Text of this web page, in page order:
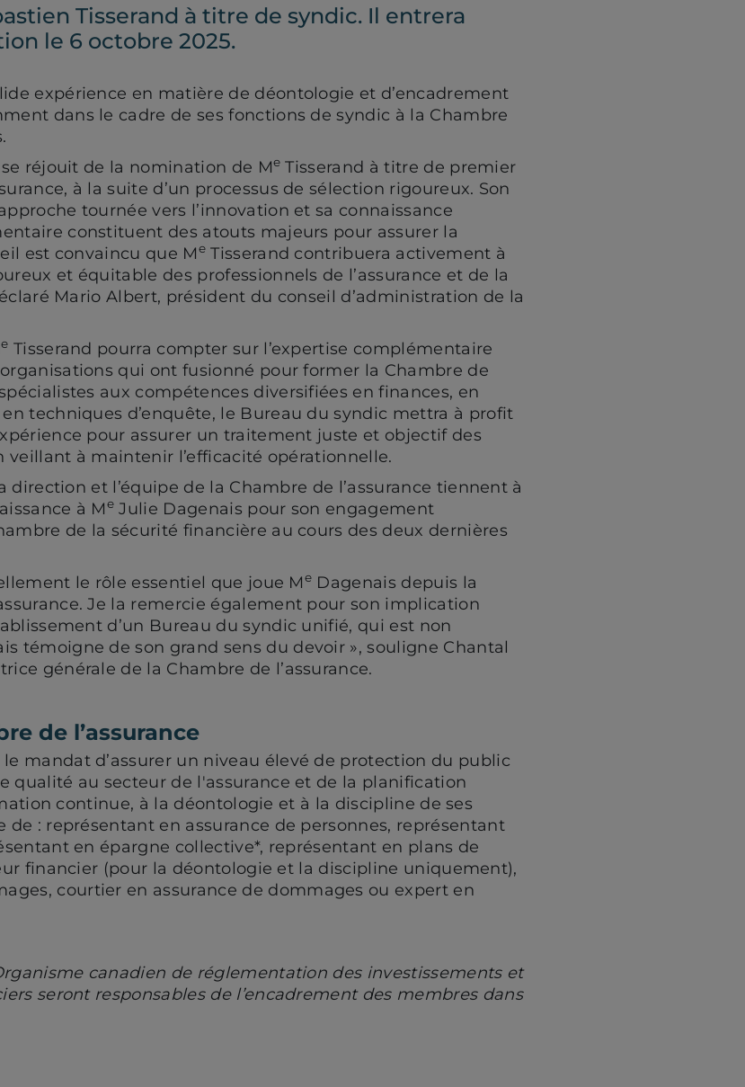
(ouvre
un
nouvel
onglet)
(ouvre
un
nouvel
onglet)
par
Tisserand à titre de syndic. Il entrera
le 6 octobre 2025.
expérience en matière de déontologie et d’encadrement
dans le cadre de ses fonctions de syndic à la Chambre
réjouit de la nomination de Me Tisserand à titre de premier
à la suite d’un processus de sélection rigoureux. Son
tournée vers l’innovation et sa connaissance
constituent des atouts majeurs pour assurer la
est convaincu que MeTisserand contribuera activement à
et équitable des professionnels de l’assurance et de la
Mario Albert, président du conseil d’administration de la
e Tisserand pourra compter sur l’expertise complémentaire
qui ont fusionné pour former la Chambre de
aux compétences diversifiées en finances, en
techniques d’enquête, le Bureau du syndic mettra à profit
pour assurer un traitement juste et objectif des
veillant à maintenir l’efficacité opérationnelle.
direction et l’équipe de la Chambre de l’assurance tiennent à
à Me Julie Dagenais pour son engagement
de la sécurité financière au cours des deux dernières
le rôle essentiel que joue Me Dagenais depuis la
Je la remercie également pour son implication
d’un Bureau du syndic unifié, qui est non
témoigne de son grand sens du devoir », souligne Chantal
générale de la Chambre de l’assurance.
de l’assurance
mandat d’assurer un niveau élevé de protection du public
qualité au secteur de l'assurance et de la planification
continue, à la déontologie et à la discipline de ses
: représentant en assurance de personnes, représentant
en épargne collective*, représentant en plans de
financier (pour la déontologie et la discipline uniquement),
courtier en assurance de dommages ou expert en
canadien de réglementation des investissements et
seront responsables de l’encadrement des membres dans